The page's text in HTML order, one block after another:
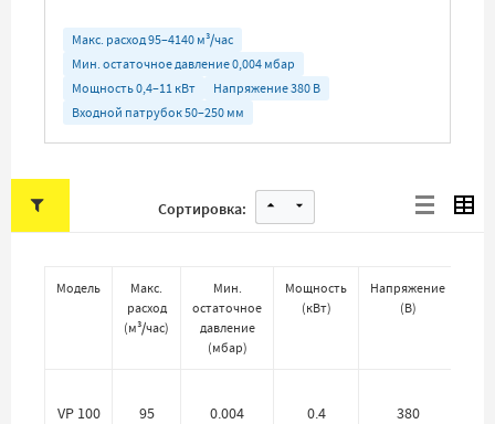
Макс. расход 95–4140 м³/час
Мин. остаточное давление 0,004 мбар
Мощность 0,4–11 кВт
Напряжение 380 В
Входной патрубок 50–250 мм
Сортировка:
Модель
Макс.
расход
(м³/час)
Мин.
остаточное
давление
(мбар)
Мощность
(кВт)
Напряжение
(В)
VP 100 95 0.004 0.4 380